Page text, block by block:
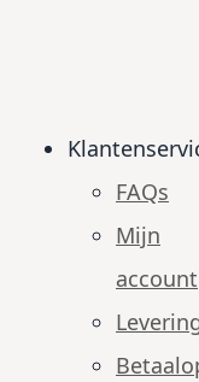
FAQs
Mijn
account